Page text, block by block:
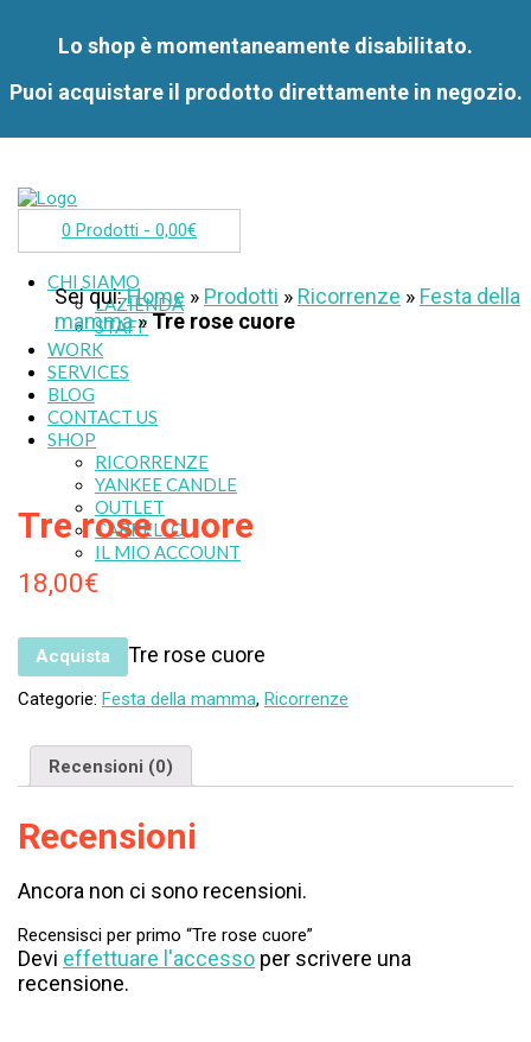
0 Prodotti - 0,00€
CHI SIAMO
L’AZIENDA
STAFF
WORK
SERVICES
BLOG
CONTACT US
SHOP
RICORRENZE
YANKEE CANDLE
OUTLET
CARRELLO
IL MIO ACCOUNT
Sei qui:Home » Prodotti » Ricorrenze » Festa della
mamma»Tre rose cuore
Tre rose cuore
18,00€
Acquista Tre rose cuore
Categorie: Festa della mamma, Ricorrenze
Recensioni (0)
Recensioni
Ancora non ci sono recensioni.
Recensisci per primo “Tre rose cuore”
Devi effettuare l'accesso per scrivere una
recensione.
Lo shop è momentaneamente disabilitato.
Puoi acquistare il prodotto direttamente in negozio.